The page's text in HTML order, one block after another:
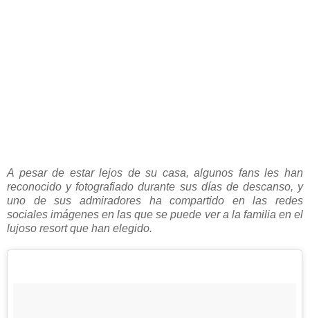
A pesar de estar lejos de su casa, algunos fans les han
reconocido y fotografiado durante sus días de descanso, y
uno de sus admiradores ha compartido en las redes
sociales imágenes en las que se puede ver a la familia en el
lujoso resort que han elegido.